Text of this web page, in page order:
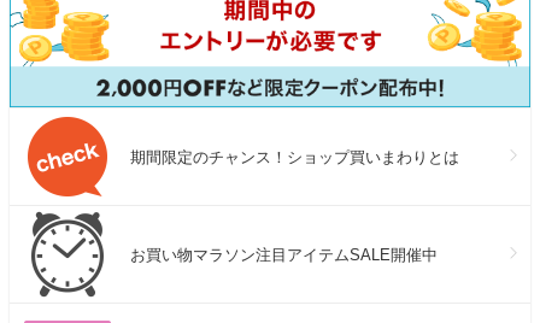
期間限定のチャンス！ショップ買いまわりとは
お買い物マラソン注目アイテムSALE開催中